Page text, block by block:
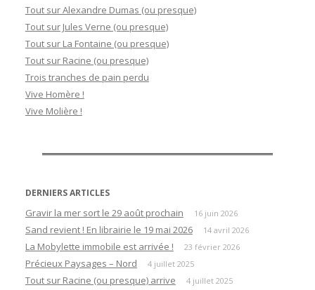
Tout sur Alexandre Dumas (ou presque)
Tout sur Jules Verne (ou presque)
Tout sur La Fontaine (ou presque)
Tout sur Racine (ou presque)
Trois tranches de pain perdu
Vive Homère !
Vive Molière !
DERNIERS ARTICLES
Gravir la mer sort le 29 août prochain 16 juin 2026
Sand revient ! En librairie le 19 mai 2026 14 avril 2026
La Mobylette immobile est arrivée ! 23 février 2026
Précieux Paysages – Nord 4 juillet 2025
Tout sur Racine (ou presque) arrive 4 juillet 2025